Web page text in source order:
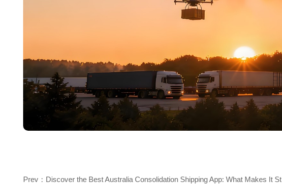
Prev：Discover the Best Australia Consolidation Shipping App: What Makes It St